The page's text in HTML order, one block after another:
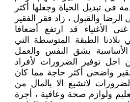
في تبديل الحياة وجعلها أكثر
والقبول ، زاد فقر الفقير
الأغنياء قد ارتفع أضعافا
الطبقة المتوسطة التي
الأساسية بشق النفس والعمل
اجل توفير الضرورات لأفراد
واضحي أكثر حاجة مما كان
لاتشبع الا بالمال من
ولوازم صحة وعافية ، أجرة